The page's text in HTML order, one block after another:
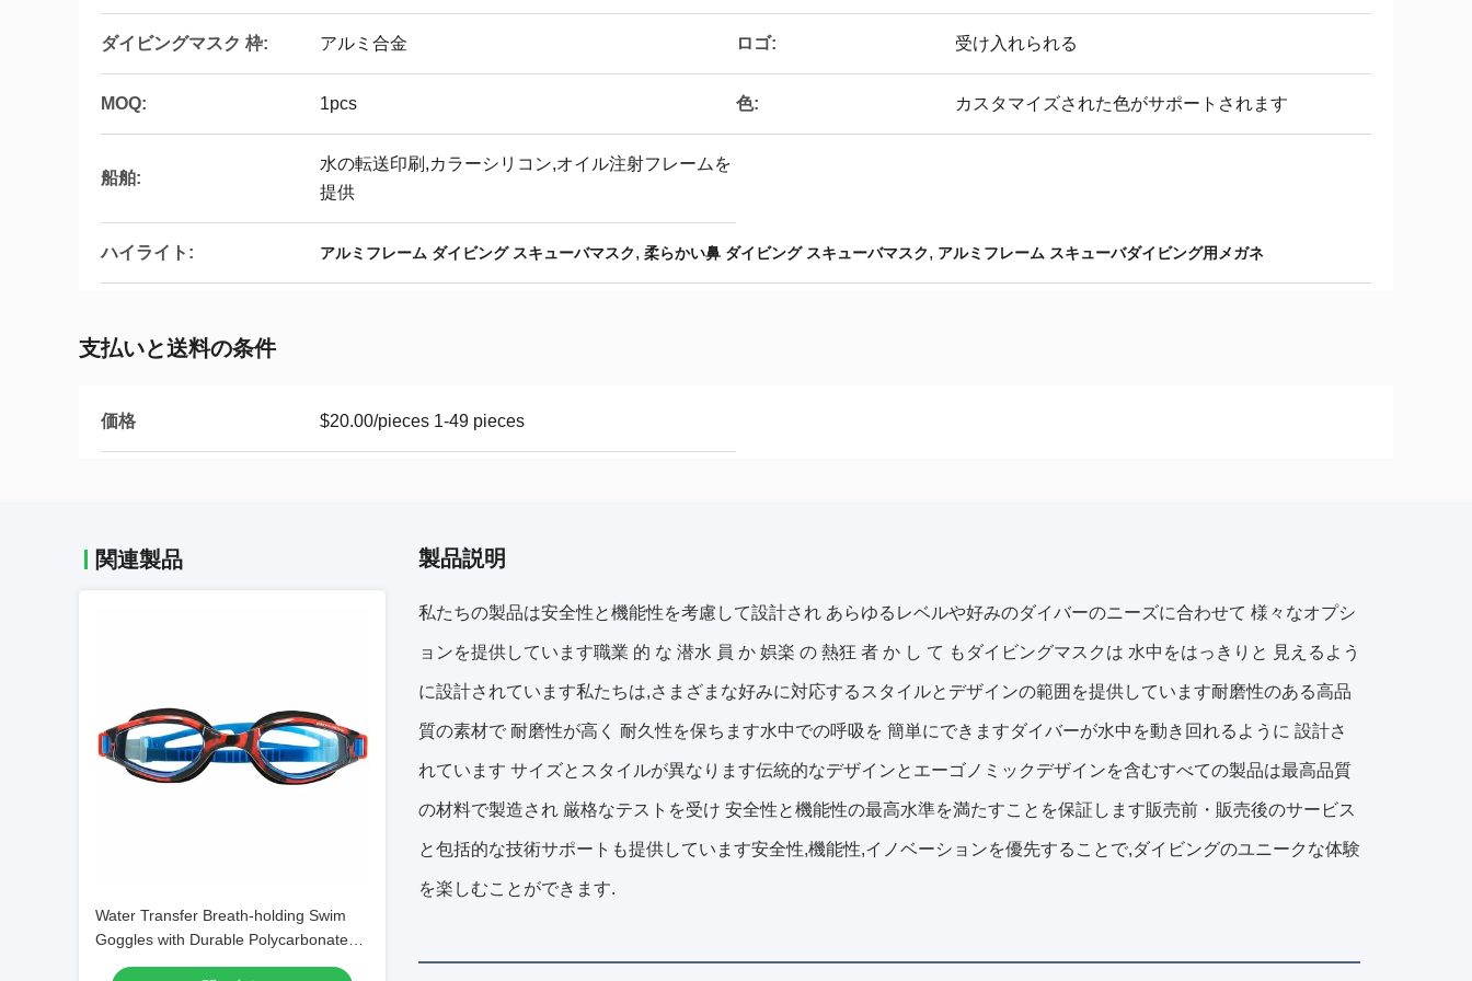
ダイビングマスク 枠: アルミ合金 ロゴ: 受け入れられる
MOQ: 1pcs 色: カスタマイズされた色がサポートされます
船舶:
水の転送印刷,カラーシリコン,オイル注射フレームを
提供
ハイライト: アルミフレーム ダイビング スキューバマスク, 柔らかい鼻 ダイビング スキューバマスク, アルミフレーム スキューバダイビング用メガネ
支払いと送料の条件
価格 $20.00/pieces 1-49 pieces
関連製品
Water Transfer Breath-holding Swim
Goggles with Durable Polycarbonate
Frame Material
製品説明
私たちの製品は安全性と機能性を考慮して設計され あらゆるレベルや好みのダイバーのニーズに合わせて 様々なオプシ
ョンを提供しています職業 的 な 潜水 員 か 娯楽 の 熱狂 者 か し て もダイビングマスクは 水中をはっきりと 見えるよう
に設計されています私たちは,さまざまな好みに対応するスタイルとデザインの範囲を提供しています耐磨性のある高品
質の素材で 耐磨性が高く 耐久性を保ちます水中での呼吸を 簡単にできますダイバーが水中を動き回れるように 設計さ
れています サイズとスタイルが異なります伝統的なデザインとエーゴノミックデザインを含むすべての製品は最高品質
の材料で製造され 厳格なテストを受け 安全性と機能性の最高水準を満たすことを保証します販売前・販売後のサービス
と包括的な技術サポートも提供しています安全性,機能性,イノベーションを優先することで,ダイビングのユニークな体験
を楽しむことができます.